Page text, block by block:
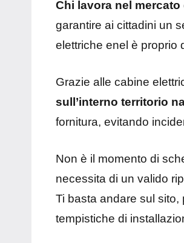
Chi lavora nel mercato
garantire ai cittadini un
elettriche enel è proprio
Grazie alle cabine
sull’interno territorio
fornitura, evitando
Non è il momento di
necessita di un valido
Ti basta andare sul
tempistiche di